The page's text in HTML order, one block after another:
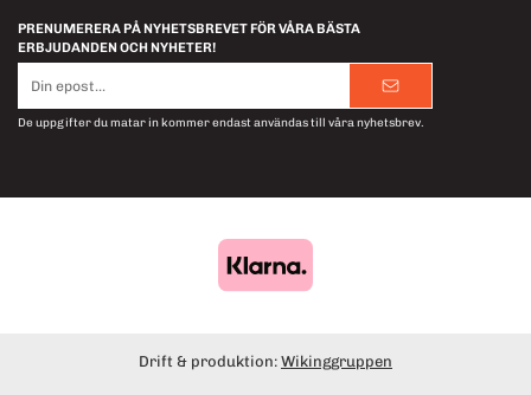
PRENUMERERA PÅ NYHETSBREVET FÖR VÅRA BÄSTA
ERBJUDANDEN OCH NYHETER!
postadress
De uppgifter du matar in kommer endast användas till våra nyhetsbrev.
Drift & produktion: Wikinggruppen